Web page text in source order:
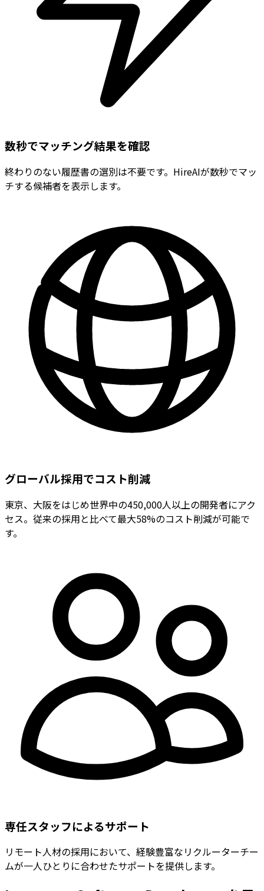
数秒でマッチング結果を確認
終わりのない履歴書の選別は不要です。HireAIが数秒でマッ
チする候補者を表示します。
グローバル採用でコスト削減
東京、大阪をはじめ世界中の450,000人以上の開発者にアク
セス。従来の採用と比べて最大58%のコスト削減が可能で
す。
専任スタッフによるサポート
リモート人材の採用において、経験豊富なリクルーターチー
ムが一人ひとりに合わせたサポートを提供します。